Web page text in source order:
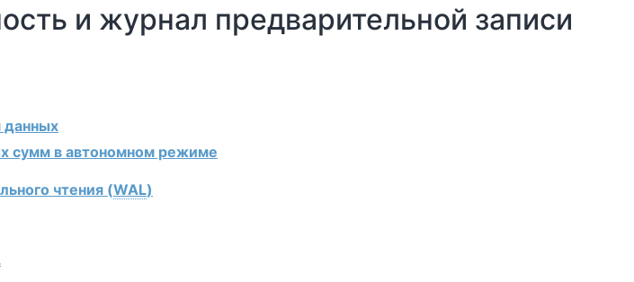
и журнал предварительной записи
данных
сумм в автономном режиме
чтения (WAL)